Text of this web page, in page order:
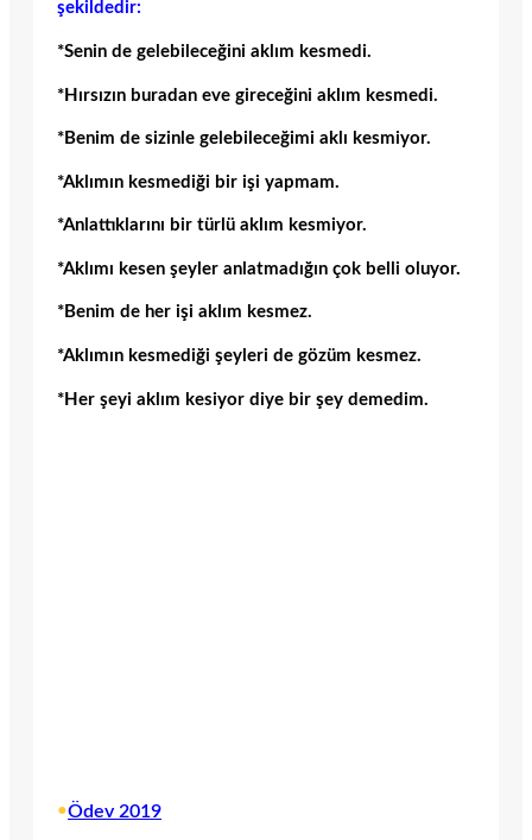
şekildedir:
*Senin de gelebileceğini aklım kesmedi.
*Hırsızın buradan eve gireceğini aklım kesmedi.
*Benim de sizinle gelebileceğimi aklı kesmiyor.
*Aklımın kesmediği bir işi yapmam.
*Anlattıklarını bir türlü aklım kesmiyor.
*Aklımı kesen şeyler anlatmadığın çok belli oluyor.
*Benim de her işi aklım kesmez.
*Aklımın kesmediği şeyleri de gözüm kesmez.
*Her şeyi aklım kesiyor diye bir şey demedim.
•Ödev 2019